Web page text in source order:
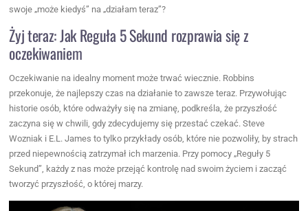
swoje „może kiedyś” na „działam teraz”?
Żyj teraz: Jak Reguła 5 Sekund rozprawia się z
oczekiwaniem
Oczekiwanie na idealny moment może trwać wiecznie. Robbins
przekonuje, że najlepszy czas na działanie to zawsze teraz. Przywołując
historie osób, które odważyły się na zmianę, podkreśla, że przyszłość
zaczyna się w chwili, gdy zdecydujemy się przestać czekać. Steve
Wozniak i E.L. James to tylko przykłady osób, które nie pozwoliły, by strach
przed niepewnością zatrzymał ich marzenia. Przy pomocy „Reguły 5
Sekund”, każdy z nas może przejąć kontrolę nad swoim życiem i zacząć
tworzyć przyszłość, o której marzy.